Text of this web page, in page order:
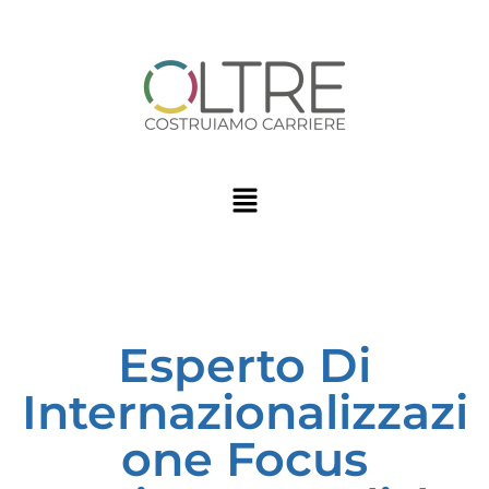
Esperto Di
Internazionalizzazi
one Focus